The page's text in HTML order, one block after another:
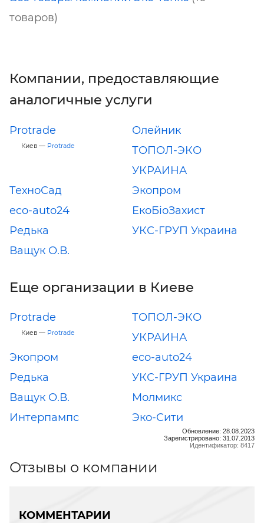
товаров)
Компании, предоставляющие
аналогичные услуги
Protrade
Киев — Protrade
Олейник
ТОПОЛ-ЭКО
УКРАИНА
ТехноСад
Экопром
eco-auto24
ЕкоБіоЗахист
Редька
УКС-ГРУП Украина
Ващук О.В.
Еще организации в Киеве
Protrade
Киев — Protrade
ТОПОЛ-ЭКО
УКРАИНА
Экопром
eco-auto24
Редька
УКС-ГРУП Украина
Ващук О.В.
Молмикс
Интерпампс
Эко-Сити
Обновление: 28.08.2023
Зарегистрировано: 31.07.2013
Идентификатор: 8417
Отзывы о компании
КОММЕНТАРИИ